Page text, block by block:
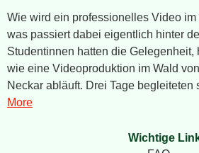
Wie wird ein professionelles Video im
was passiert dabei eigentlich hinter
Studentinnen hatten die Gelegenheit,
wie eine Videoproduktion im Wald
Neckar abläuft. Drei Tage
More
Wichtige